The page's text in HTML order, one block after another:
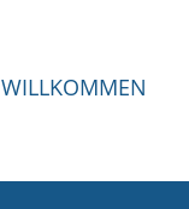
WILLKOMMEN